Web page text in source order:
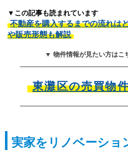
▼この記事も読まれています
不動産を購入するまでの流れは
や販売形態も解説
▼ 物件情報が見たい方はこ
東灘区の売買物
実家をリノベーショ